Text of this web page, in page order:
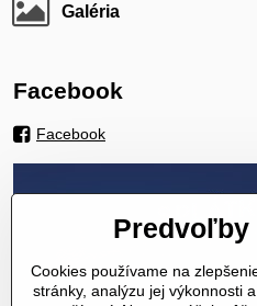
Galéria
Facebook
Facebook
Predvoľby
Cookies používame na
stránky, analýzu jej výkonnosti